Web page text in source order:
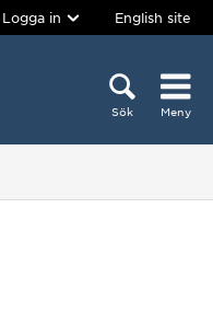
Logga in English site
Sök Meny